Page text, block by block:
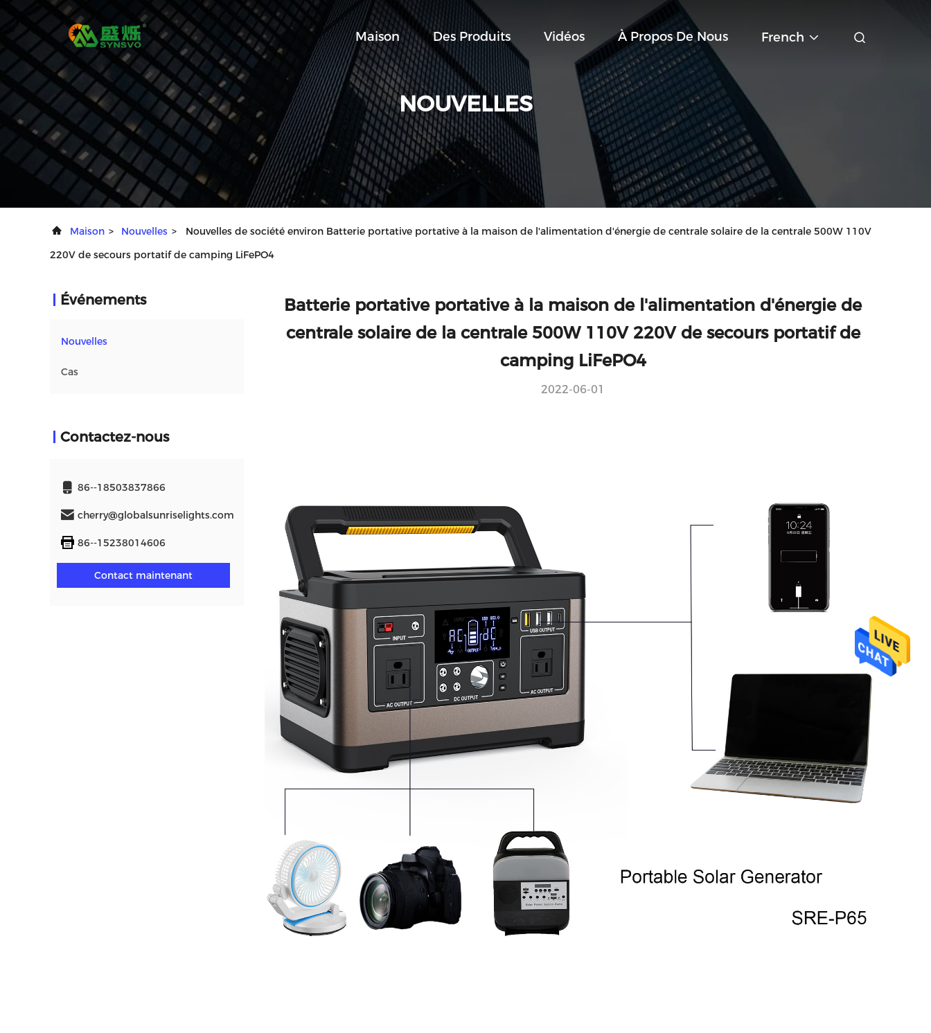
Maison Des Produits Vidéos À Propos De Nous French
NOUVELLES
Maison > Nouvelles >
Nouvelles de société environ Batterie portative portative à la maison de l'alimentation d'énergie de centrale solaire de la centrale 500W 110V
220V de secours portatif de camping LiFePO4
Événements
Nouvelles
Cas
Contactez-nous
86--18503837866
cherry@globalsunriselights.com
86--15238014606
Contact maintenant
Batterie portative portative à la maison de l'alimentation d'énergie de
centrale solaire de la centrale 500W 110V 220V de secours portatif de
camping LiFePO4
2022-06-01